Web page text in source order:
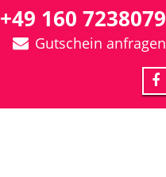
+49 160 7238079
Gutschein anfragen